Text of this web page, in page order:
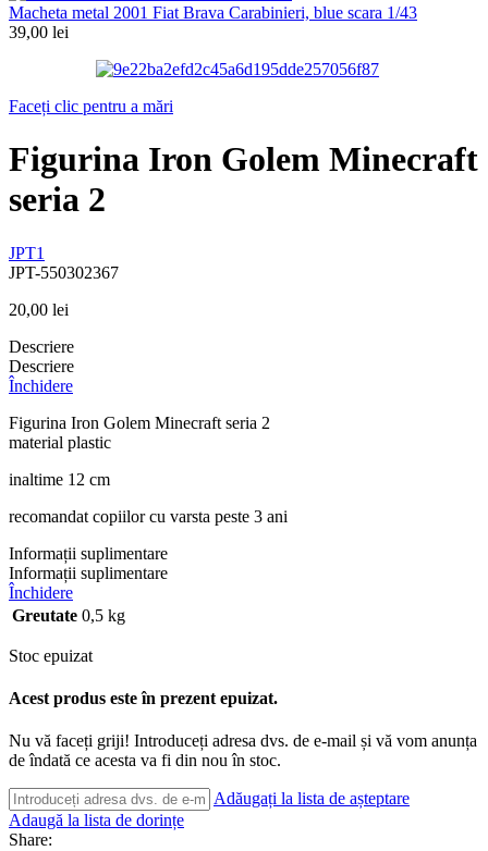
Macheta metal 2001 Fiat Brava Carabinieri, blue scara 1/43
39,00 lei
Faceți clic pentru a mări
Figurina Iron Golem Minecraft
seria 2
JPT1
JPT-550302367
20,00 lei
Descriere
Descriere
Închidere
Figurina Iron Golem Minecraft seria 2
material plastic
inaltime 12 cm
recomandat copiilor cu varsta peste 3 ani
Informații suplimentare
Informații suplimentare
Închidere
Greutate 0,5 kg
Stoc epuizat
Acest produs este în prezent epuizat.
Nu vă faceți griji! Introduceți adresa dvs. de e-mail și vă vom anunța
de îndată ce acesta va fi din nou în stoc.
Adăugați la lista de așteptare
Adaugă la lista de dorințe
Share: